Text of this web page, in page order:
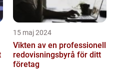
15 maj 2024
Vikten av en professionell
redovisningsbyrå för ditt
företag